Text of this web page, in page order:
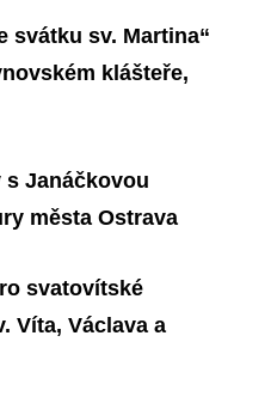
svátku sv. Martina“
klášteře,
s Janáčkovou
města Ostrava
svatovítské
Víta, Václava a